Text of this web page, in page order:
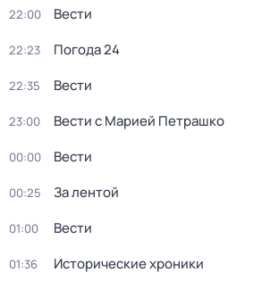
22:00 Вести
22:23 Погода 24
22:35 Вести
23:00 Вести с Марией Петрашко
00:00 Вести
00:25 За лентой
01:00 Вести
01:36 Исторические хроники